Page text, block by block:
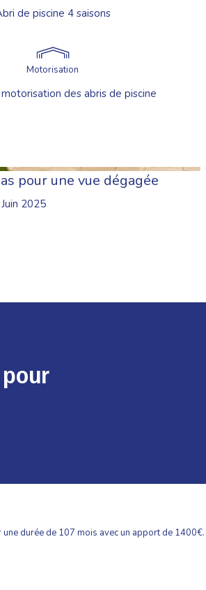
de piscine 4 saisons
Motorisation
des abris de piscine
pour une vue dégagée
2025
durée de 107 mois avec un apport de 1400€.